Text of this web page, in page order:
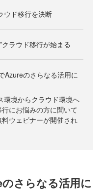
ウド移行を決断
クラウド移行が始まる
Azureのさらなる活用に
環境からクラウド環境へ
にお悩みの方に聞いて
料ウェビナーが開催され
さらなる活用に